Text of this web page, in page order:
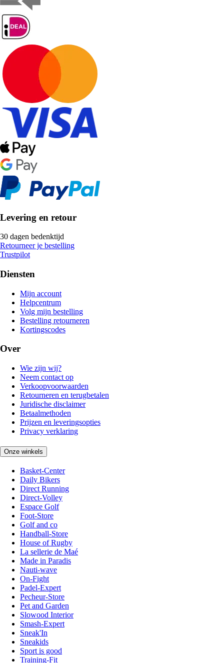
Levering en retour
30 dagen bedenktijd
Retourneer je bestelling
Trustpilot
Diensten
Mijn account
Helpcentrum
Volg mijn bestelling
Bestelling retourneren
Kortingscodes
Over
Wie zijn wij?
Neem contact op
Verkoopvoorwaarden
Retourneren en terugbetalen
Juridische disclaimer
Betaalmethoden
Prijzen en leveringsopties
Privacy verklaring
Onze winkels
Basket-Center
Daily Bikers
Direct Running
Direct-Volley
Espace Golf
Foot-Store
Golf and co
Handball-Store
House of Rugby
La sellerie de Maé
Made in Paradis
Nauti-wave
On-Fight
Padel-Expert
Pecheur-Store
Pet and Garden
Slowood Interior
Smash-Expert
Sneak'In
Sneakids
Sport is good
Training-Fit